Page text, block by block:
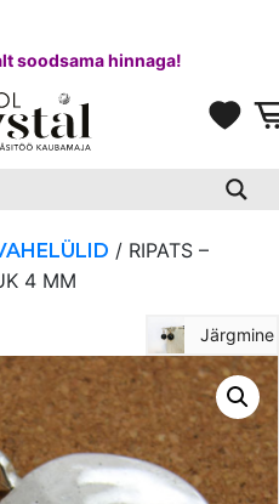
soodsama hinnaga!
/ RIPATS –
4 MM
Järgmine